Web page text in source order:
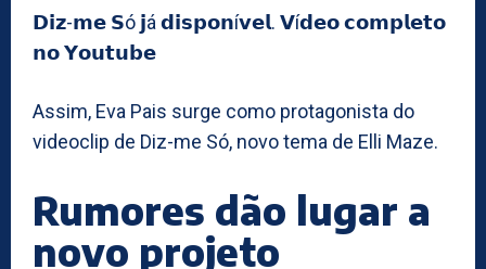
𝗗𝗶𝘇-𝗺𝗲 𝗦ó 𝗷á 𝗱𝗶𝘀𝗽𝗼𝗻í𝘃𝗲𝗹. 𝗩í𝗱𝗲𝗼 𝗰𝗼𝗺𝗽𝗹𝗲𝘁𝗼
𝗻𝗼 𝗬𝗼𝘂𝘁𝘂𝗯𝗲
Assim, Eva Pais surge como protagonista do
videoclip de Diz-me Só, novo tema de Elli Maze.
Rumores dão lugar a
novo projeto